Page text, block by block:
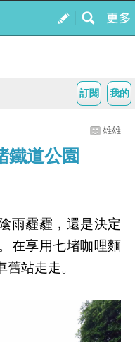
我的
訂閱
雄雄
鐵道公園
雨霾霾，還是決定
在享用七堵咖哩麵
站走走。